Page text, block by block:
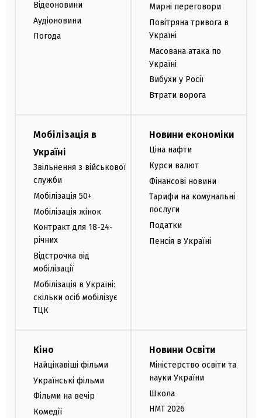
Відеоновини
Аудіоновини
Погода
Мирні переговори
Повітряна тривога в
Україні
Масована атака по
Україні
Вибухи у Росії
Втрати ворога
Мобілізація в
Україні
Звільнення з військової
служби
Мобілізація 50+
Мобілізація жінок
Контракт для 18-24-
річних
Відстрочка від
мобілізації
Мобілізація в Україні:
скільки осіб мобілізує
ТЦК
Новини економіки
Ціна нафти
Курси валют
Фінансові новини
Тарифи на комунальні
послуги
Податки
Пенсія в Україні
Кіно
Найцікавіші фільми
Українські фільми
Фільми на вечір
Комедії
Новини Освіти
Міністерство освіти та
науки України
Школа
НМТ 2026